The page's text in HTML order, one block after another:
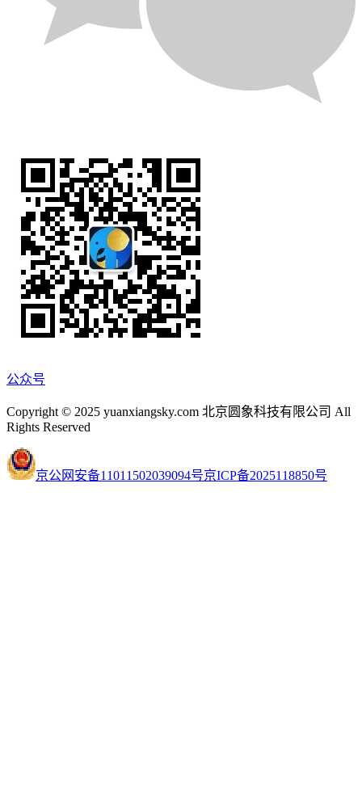
公众号
Copyright © 2025 yuanxiangsky.com 北京圆象科技有限公司 All
Rights Reserved
京公网安备11011502039094号京ICP备2025118850号